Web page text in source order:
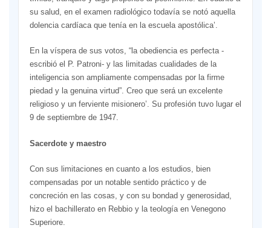
su salud, en el examen radiológico todavía se notó aquella
dolencia cardíaca que tenía en la escuela apostólica’.
En la víspera de sus votos, “la obediencia es perfecta -
escribió el P. Patroni- y las limitadas cualidades de la
inteligencia son ampliamente compensadas por la firme
piedad y la genuina virtud”. Creo que será un excelente
religioso y un ferviente misionero’. Su profesión tuvo lugar el
9 de septiembre de 1947.
Sacerdote y maestro
Con sus limitaciones en cuanto a los estudios, bien
compensadas por un notable sentido práctico y de
concreción en las cosas, y con su bondad y generosidad,
hizo el bachillerato en Rebbio y la teología en Venegono
Superiore.